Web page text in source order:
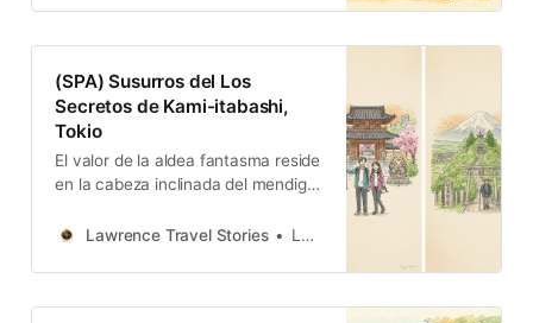
(SPA) Susurros del Los
Secretos de Kami-itabashi,
Tokio
El valor de la aldea fantasma reside
en la cabeza inclinada del mendigo
piedras de su camino.
Lawrence Travel Stories Lawrence